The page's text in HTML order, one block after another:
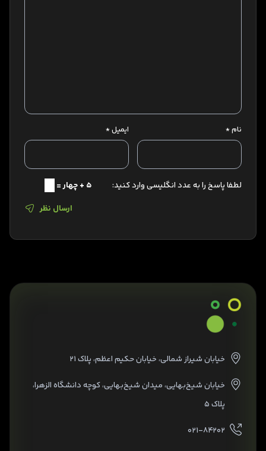
نام* ایمیل*
لطفا پاسخ را به عدد انگلیسی وارد کنید:
5 + چهار =
ارسال نظر
خیابان شیراز شمالی، خیابان حکیم اعظم، پلاک ۲۱
خیابان شیخ‌بهایی، میدان شیخ‌بهایی، کوچه دانشگاه الزهرا،
پلاک ۵
۰۲۱-۸۴۲۰۲